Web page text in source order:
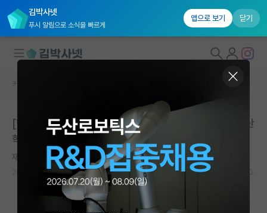
김박사넷
푸시 알림으로 소식을 빠르게
앱으로 보기 닫기
국내대학원 정보
연구실&오픈랩
커뮤니티
커뮤니티 홈
커뮤니티 홈
[한동대학교] 2026학년도 2학기 국제개발혁신연구소 산
학교원 초빙
재치있는 피에르 페르마
2026.05.12 0 403